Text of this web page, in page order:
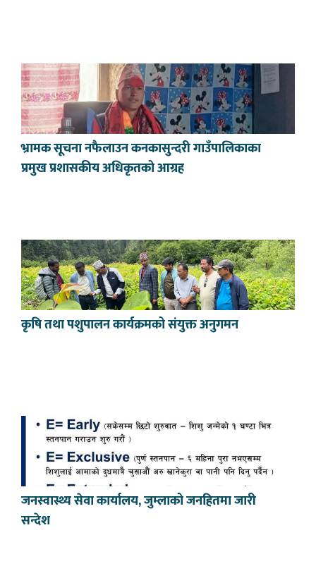
भ्रामक सूचना नफैलाउन कनकासुन्दरी गाउँपालिकाका
प्रमुख प्रशासकीय अधिकृतको आग्रह
कृषि तथा पशुपालन कार्यक्रमको संयुक्त अनुगमन
जनस्वास्थ्य सेवा कार्यालय, जुम्लाको जनहितमा जारी
सन्देश